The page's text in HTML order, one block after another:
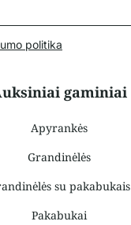
gaminiai
Apyrankės
Grandinėlės
su pakabukais
Pakabukai
politika